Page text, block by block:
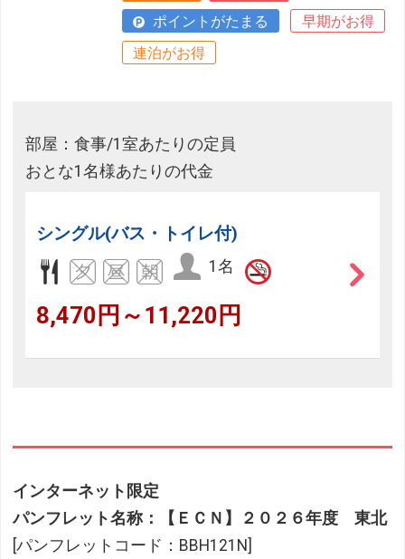
ポイントがたまる
早期がお得
連泊がお得
部屋：食事/1室あたりの定員
おとな1名様あたりの代金
シングル(バス・トイレ付)
1名
8,470円～11,220円
インターネット限定
パンフレット名称：【ＥＣＮ】２０２６年度 東北
[パンフレットコード：BBH121N]